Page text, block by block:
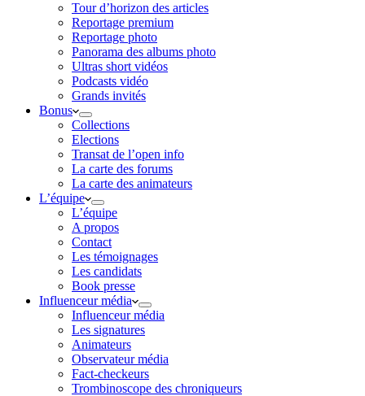
Tour d’horizon des articles
Reportage premium
Reportage photo
Panorama des albums photo
Ultras short vidéos
Podcasts vidéo
Grands invités
Bonus
Collections
Elections
Transat de l’open info
La carte des forums
La carte des animateurs
L’équipe
L’équipe
A propos
Contact
Les témoignages
Les candidats
Book presse
Influenceur média
Influenceur média
Les signatures
Animateurs
Observateur média
Fact-checkeurs
Trombinoscope des chroniqueurs